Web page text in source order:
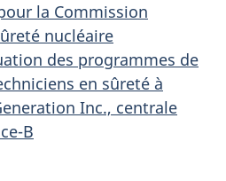
la Commission
nucléaire
des programmes de
en sûreté à
Inc., centrale
B